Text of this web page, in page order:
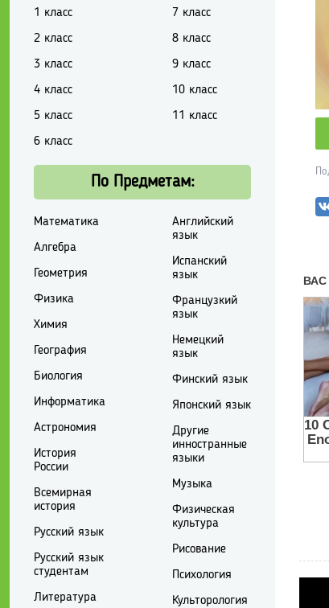
1 класс
2 класс
3 класс
4 класс
5 класс
6 класс
7 класс
8 класс
9 класс
10 класс
11 класс
По Предметам:
Математика
Алгебра
Геометрия
Физика
Химия
География
Биология
Информатика
Астрономия
История
России
Всемирная
история
Русский язык
Русский язык
студентам
Литература
Английский
язык
Испанский
язык
Французкий
язык
Немецкий
язык
Финский язык
Японский язык
Другие
инностранные
языки
Музыка
Физическая
культура
Рисование
Психология
Культорология